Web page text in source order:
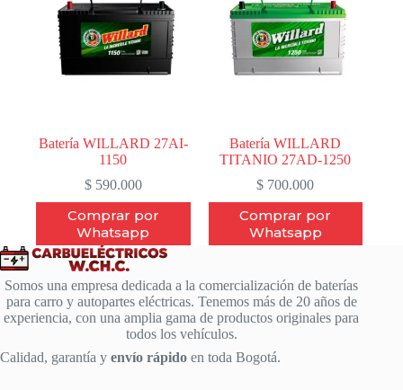
Batería WILLARD 27AI-
1150
$590.000
Comprar por
Whatsapp
Batería WILLARD
TITANIO 27AD-1250
$ 700.000
Comprar por
Whatsapp
Somos una empresa dedicada a la comercialización de baterías
para carro y autopartes eléctricas. Tenemos más de 20 años de
experiencia, con una amplia gama de productos originales para
todos los vehículos.
Calidad, garantía y envío rápido en toda Bogotá.